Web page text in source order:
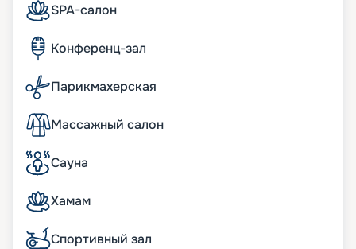
SPA-салон
Конференц-зал
Парикмахерская
Массажный салон
Сауна
Хамам
Спортивный зал